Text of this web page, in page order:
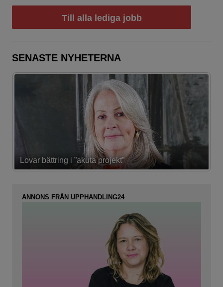
Till alla lediga jobb
SENASTE NYHETERNA
Lovar bättring i ”akuta projekt”
ANNONS FRÅN UPPHANDLING24